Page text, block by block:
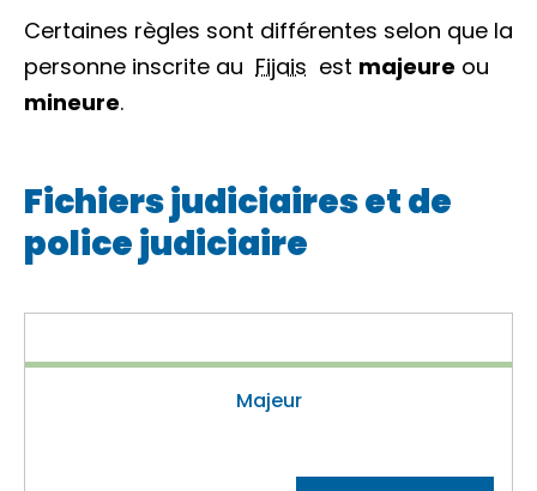
Certaines règles sont différentes selon que la
personne inscrite au Fijais est majeure ou
mineure.
Fichiers judiciaires et de
police judiciaire
Majeur